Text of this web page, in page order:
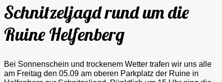
Schnitzeljagd rund um die
Ruine Helfenberg
Bei Sonnenschein und trockenem Wetter trafen wir uns alle
am Freitag den 05.09 am oberen Parkplatz der Ruine in